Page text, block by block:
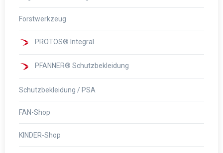
Forstwerkzeug
PROTOS® Integral
PFANNER® Schutzbekleidung
Schutzbekleidung / PSA
FAN-Shop
KINDER-Shop